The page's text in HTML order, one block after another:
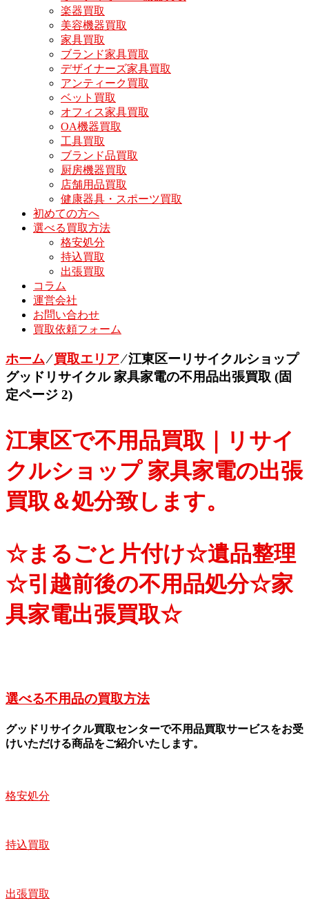
楽器買取
美容機器買取
家具買取
ブランド家具買取
デザイナーズ家具買取
アンティーク買取
ベット買取
オフィス家具買取
OA機器買取
工具買取
ブランド品買取
厨房機器買取
店舗用品買取
健康器具・スポーツ買取
初めての方へ
選べる買取方法
格安処分
持込買取
出張買取
コラム
運営会社
お問い合わせ
買取依頼フォーム
ホーム⁄買取エリア⁄江東区ーリサイクルショップ
グッドリサイクル 家具家電の不用品出張買取 (固
定ページ 2)
江東区で不用品買取｜リサイ
クルショップ 家具家電の出張
買取＆処分致します。
☆まるごと片付け☆遺品整理
☆引越前後の不用品処分☆家
具家電出張買取☆
選べる不用品の買取方法
グッドリサイクル買取センターで不用品買取サービスをお受
けいただける商品をご紹介いたします。
格安処分
持込買取
出張買取